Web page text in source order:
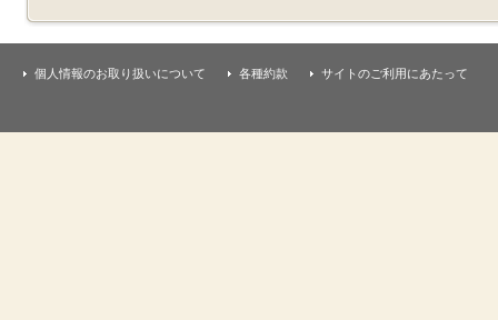
個人情報のお取り扱いについて 各種約款 サイトのご利用にあたって